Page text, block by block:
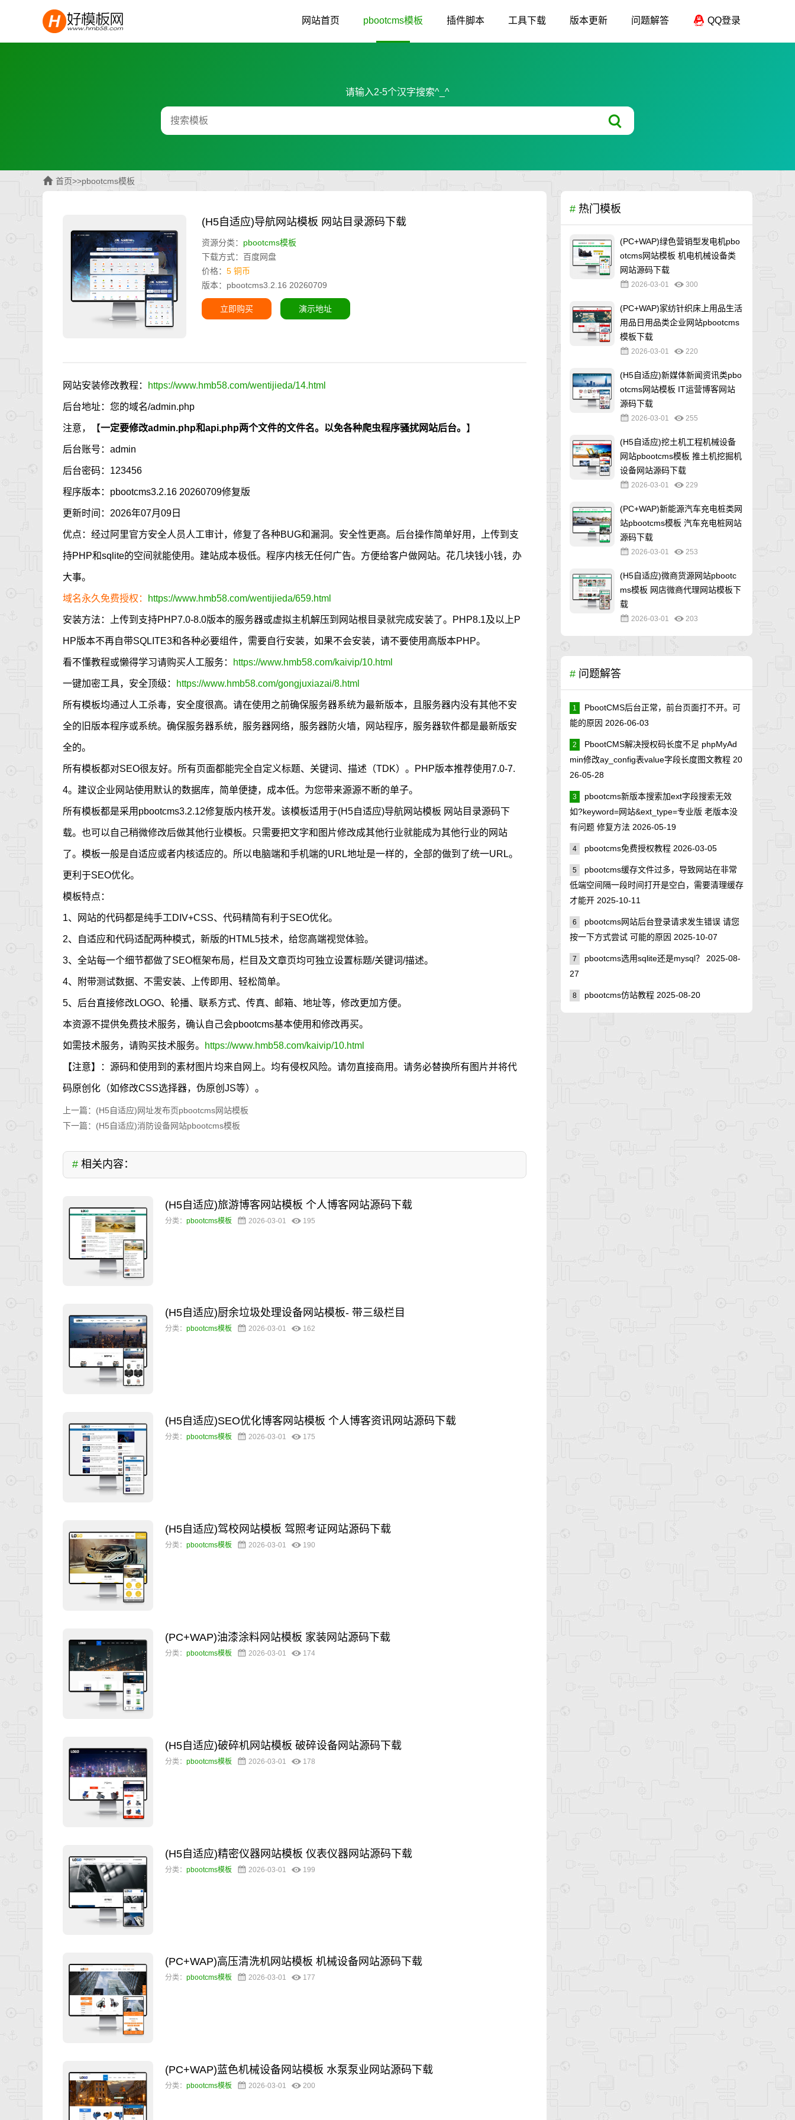
网站首页 pbootcms模板 插件脚本 工具下载 版本更新 问题解答 QQ登录
请输入2-5个汉字搜索^_^
首页>>pbootcms模板
(H5自适应)导航网站模板 网站目录源码下载
资源分类： pbootcms模板
下载方式：百度网盘
价格：5 铜币
版本：pbootcms3.2.16 20260709
立即购买 演示地址
网站安装修改教程： https://www.hmb58.com/wentijieda/14.html
后台地址：您的域名/admin.php
注意，【一定要修改admin.php和api.php两个文件的文件名。以免各种爬虫程序骚扰网站后台。 】
后台账号：admin
后台密码：123456
程序版本：pbootcms3.2.16 20260709修复版
更新时间：2026年07月09日
优点：经过阿里官方安全人员人工审计，修复了各种BUG和漏洞。安全性更高。后台操作简单好用，上传到支
持PHP和sqlite的空间就能使用。建站成本极低。程序内核无任何广告。方便给客户做网站。花几块钱小钱，办
大事。
域名永久免费授权： https://www.hmb58.com/wentijieda/659.html
安装方法：上传到支持PHP7.0-8.0版本的服务器或虚拟主机解压到网站根目录就完成安装了。PHP8.1及以上P
HP版本不再自带SQLITE3和各种必要组件，需要自行安装，如果不会安装，请不要使用高版本PHP。
看不懂教程或懒得学习请购买人工服务： https://www.hmb58.com/kaivip/10.html
一键加密工具，安全顶级： https://www.hmb58.com/gongjuxiazai/8.html
所有模板均通过人工杀毒，安全度很高。请在使用之前确保服务器系统为最新版本，且服务器内没有其他不安
全的旧版本程序或系统。确保服务器系统，服务器网络，服务器防火墙，网站程序，服务器软件都是最新版安
全的。
所有模板都对SEO很友好。所有页面都能完全自定义标题、关键词、描述（TDK）。PHP版本推荐使用7.0-7.
4。建议企业网站使用默认的数据库，简单便捷，成本低。为您带来源源不断的单子。
所有模板都是采用pbootcms3.2.12修复版内核开发。该模板适用于(H5自适应)导航网站模板 网站目录源码下
载。也可以自己稍微修改后做其他行业模板。只需要把文字和图片修改成其他行业就能成为其他行业的网站
了。模板一般是自适应或者内核适应的。所以电脑端和手机端的URL地址是一样的，全部的做到了统一URL。
更利于SEO优化。
模板特点：
1、网站的代码都是纯手工DIV+CSS、代码精简有利于SEO优化。
2、自适应和代码适配两种模式，新版的HTML5技术，给您高端视觉体验。
3、全站每一个细节都做了SEO框架布局，栏目及文章页均可独立设置标题/关键词/描述。
4、附带测试数据、不需安装、上传即用、轻松简单。
5、后台直接修改LOGO、轮播、联系方式、传真、邮箱、地址等，修改更加方便。
本资源不提供免费技术服务，确认自己会pbootcms基本使用和修改再买。
如需技术服务，请购买技术服务。 https://www.hmb58.com/kaivip/10.html
【注意】：源码和使用到的素材图片均来自网上。均有侵权风险。请勿直接商用。请务必替换所有图片并将代
码原创化（如修改CSS选择器，伪原创JS等）。
上一篇： (H5自适应)网址发布页pbootcms网站模板
下一篇： (H5自适应)消防设备网站pbootcms模板
#相关内容：
(H5自适应)旅游博客网站模板 个人博客网站源码下载
分类： pbootcms模板 2026-03-01 195
(H5自适应)厨余垃圾处理设备网站模板- 带三级栏目
分类： pbootcms模板 2026-03-01 162
(H5自适应)SEO优化博客网站模板 个人博客资讯网站源码下载
分类： pbootcms模板 2026-03-01 175
(H5自适应)驾校网站模板 驾照考证网站源码下载
分类： pbootcms模板 2026-03-01 190
(PC+WAP)油漆涂料网站模板 家装网站源码下载
分类： pbootcms模板 2026-03-01 174
(H5自适应)破碎机网站模板 破碎设备网站源码下载
分类： pbootcms模板 2026-03-01 178
(H5自适应)精密仪器网站模板 仪表仪器网站源码下载
分类： pbootcms模板 2026-03-01 199
(PC+WAP)高压清洗机网站模板 机械设备网站源码下载
分类： pbootcms模板 2026-03-01 177
(PC+WAP)蓝色机械设备网站模板 水泵泵业网站源码下载
分类： pbootcms模板 2026-03-01 200
# 热门模板
(PC+WAP)绿色营销型发电机pbo
otcms网站模板 机电机械设备类
网站源码下载
2026-03-01 300
(PC+WAP)家纺针织床上用品生活
用品日用品类企业网站pbootcms
模板下载
2026-03-01 220
(H5自适应)新媒体新闻资讯类pbo
otcms网站模板 IT运营博客网站
源码下载
2026-03-01 255
(H5自适应)挖土机工程机械设备
网站pbootcms模板 推土机挖掘机
设备网站源码下载
2026-03-01 229
(PC+WAP)新能源汽车充电桩类网
站pbootcms模板 汽车充电桩网站
源码下载
2026-03-01 253
(H5自适应)微商货源网站pbootc
ms模板 网店微商代理网站模板下
载
2026-03-01 203
# 问题解答
1
PbootCMS后台正常，前台页面打不开。可
能的原因 2026-06-03
2
PbootCMS解决授权码长度不足 phpMyAd
min修改ay_config表value字段长度图文教程 20
26-05-28
3
pbootcms新版本搜索加ext字段搜索无效
如?keyword=网站&ext_type=专业版 老版本没
有问题 修复方法 2026-05-19
4 pbootcms免费授权教程 2026-03-05
5
pbootcms缓存文件过多，导致网站在非常
低端空间隔一段时间打开是空白，需要清理缓存
才能开 2025-10-11
6
pbootcms网站后台登录请求发生错误 请您
按一下方式尝试 可能的原因 2025-10-07
7 pbootcms选用sqlite还是mysql？
2025-08-
27
8 pbootcms仿站教程 2025-08-20